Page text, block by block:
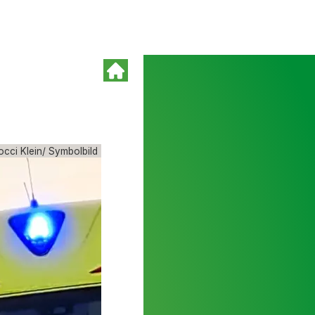
Klein/ Symbolbild